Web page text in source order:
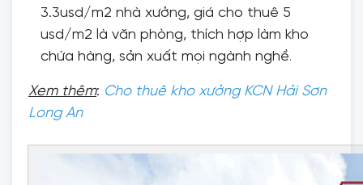
3.3usd/m2 nhà xưởng, giá cho thuê 5
usd/m2 là văn phòng, thích hợp làm kho
chứa hàng, sản xuất mọi ngành nghề.
Xem thêm: Cho thuê kho xưởng KCN Hải Sơn
Long An